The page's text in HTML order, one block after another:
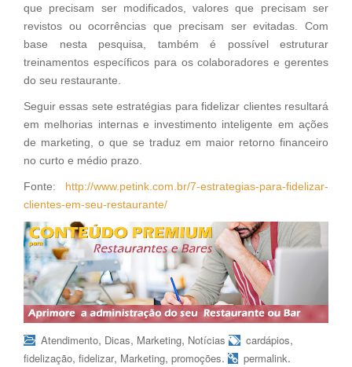
que precisam ser modificados, valores que precisam ser
revistos ou ocorrências que precisam ser evitadas. Com
base nesta pesquisa, também é possível estruturar
treinamentos específicos para os colaboradores e gerentes
do seu restaurante.
Seguir essas sete estratégias para fidelizar clientes resultará
em melhorias internas e investimento inteligente em ações
de marketing, o que se traduz em maior retorno financeiro
no curto e médio prazo.
Fonte: http://www.petink.com.br/7-estrategias-para-fidelizar-
clientes-em-seu-restaurante/
Atendimento, Dicas, Marketing, Notícias cardápios,
fidelização, fidelizar, Marketing, promoções. permalink.